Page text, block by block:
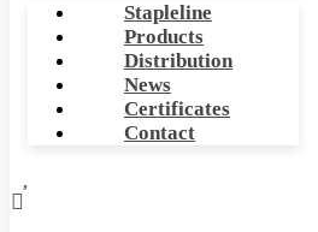
Stapleline
Products
Distribution
News
Certificates
Contact